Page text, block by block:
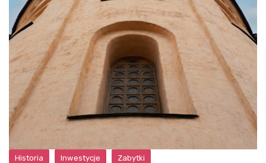
Historia Inwestycje Zabytki